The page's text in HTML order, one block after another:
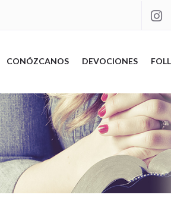

CONÓZCANOS DEVOCIONES